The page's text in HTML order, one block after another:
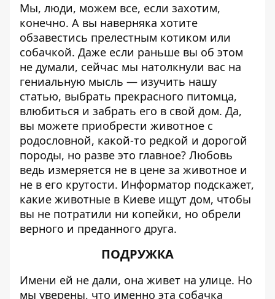
Мы, люди, можем все, если захотим,
конечно. А вы наверняка хотите
обзавестись прелестным котиком или
собачкой. Даже если раньше вы об этом
не думали, сейчас мы натолкнули вас на
гениальную мысль — изучить нашу
статью, выбрать прекрасного питомца,
влюбиться и забрать его в свой дом. Да,
вы можете приобрести животное с
родословной, какой-то редкой и дорогой
породы, но разве это главное? Любовь
ведь измеряется не в цене за животное и
не в его крутости. Информатор подскажет,
какие животные в Киеве ищут дом, чтобы
вы не потратили ни копейки, но обрели
верного и преданного друга.
ПОДРУЖКА
Имени ей не дали, она живет на улице. Но
мы уверены, что именно эта собачка